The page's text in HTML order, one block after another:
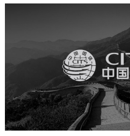
中国国
旅游休闲 电商网站